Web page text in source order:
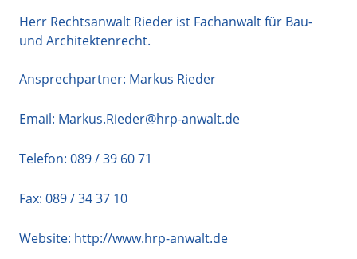
Herr Rechtsanwalt Rieder ist Fachanwalt für Bau-
und Architektenrecht.
Ansprechpartner: Markus Rieder
Email: Markus.Rieder@hrp-anwalt.de
Telefon: 089 / 39 60 71
Fax: 089 / 34 37 10
Website: http://www.hrp-anwalt.de